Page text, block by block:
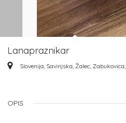
Lanapraznikar
Slovenija, Savinjska, Žalec, Zabukovica,
OPIS